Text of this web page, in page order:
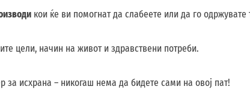
кои ќе ви помогнат да слабеете или да го
цели, начин на живот и здравствени потреби.
за исхрана – никогаш нема да бидете сами на овој пат!